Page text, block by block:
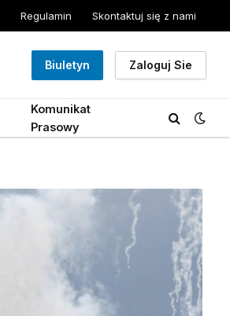
Regulamin Skontaktuj się z nami
Biuletyn Zaloguj Sie
Komunikat
Prasowy